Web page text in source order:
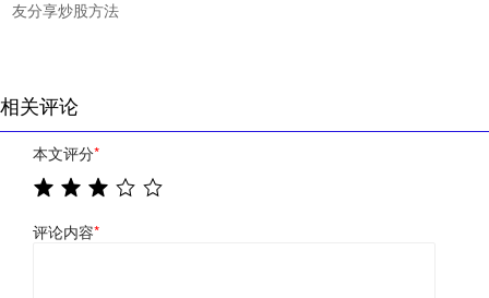
友分享炒股方法
相关评论
本文评分*
评论内容*